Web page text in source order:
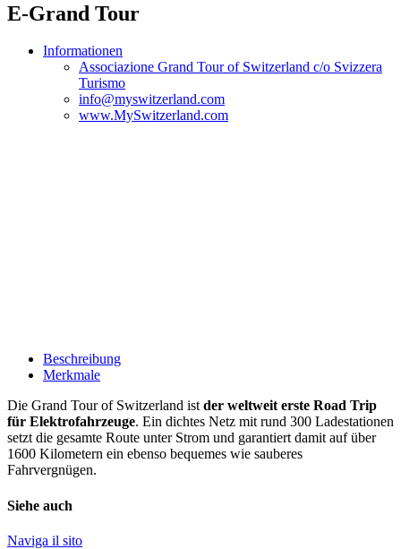
E-Grand Tour
Informationen
Associazione Grand Tour of Switzerland c/o Svizzera
Turismo
info@myswitzerland.com
www.MySwitzerland.com
Beschreibung
Merkmale
Die Grand Tour of Switzerland istder weltweit erste Road Trip
für Elektrofahrzeuge. Ein dichtes Netz mit rund 300 Ladestationen
setzt die gesamte Route unter Strom und garantiert damit auf über
1600 Kilometern ein ebenso bequemes wie sauberes
Fahrvergnügen.
Siehe auch
Naviga il sito